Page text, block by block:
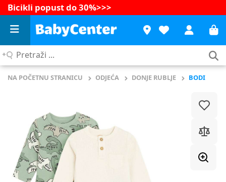
Bicikli popust do 30%>>>
Pretraži
NA POČETNU STRANICU ODJEĆA DONJE RUBLJE BODI